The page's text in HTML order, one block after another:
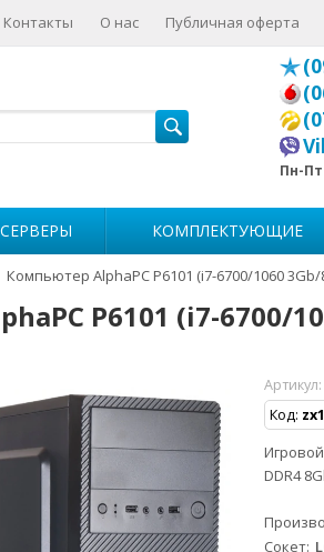
Контакты О нас Публичная оферта
Пн-Пт
СЕРВЕРЫ КОМПЛЕКТУЮЩИЕ
Компьютер AlphaPC P6101 (i7-6700/1060
P6101 (i7-6700/
Артикул:
Код:
Игровой
DDR4
Сокет